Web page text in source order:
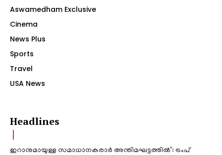
Aswamedham Exclusive
Cinema
News Plus
Sports
Travel
USA News
Headlines
ഇറാനുമായുള്ള സമാധാനകരാർ അന്തിമഘട്ടത്തിൽ‌’: ട്രംപ്